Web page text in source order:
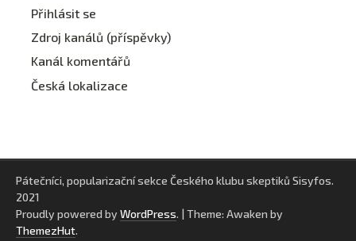
Přihlásit se
Zdroj kanálů (příspěvky)
Kanál komentářů
Česká lokalizace
Pátečníci, popularizační sekce Českého klubu skeptiků Sisyfos.
2021
Proudly powered by WordPress. | Theme: Awaken by
ThemezHut.